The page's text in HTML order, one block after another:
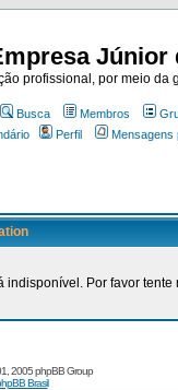
Júnior
profissional, por meio
Busca Membros
Perfil Mensagens
indisponível. Por favor tente
2005 phpBB Group
Brasil